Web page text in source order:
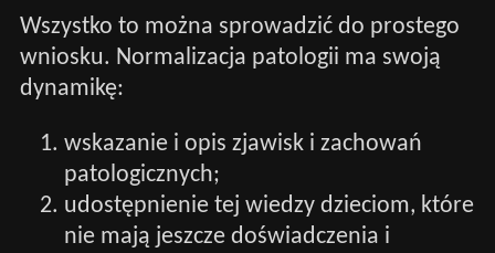
Wszystko to można sprowadzić do prostego
wniosku. Normalizacja patologii ma swoją
dynamikę:
wskazanie i opis zjawisk i zachowań
patologicznych;
udostępnienie tej wiedzy dzieciom, które
nie mają jeszcze doświadczenia i